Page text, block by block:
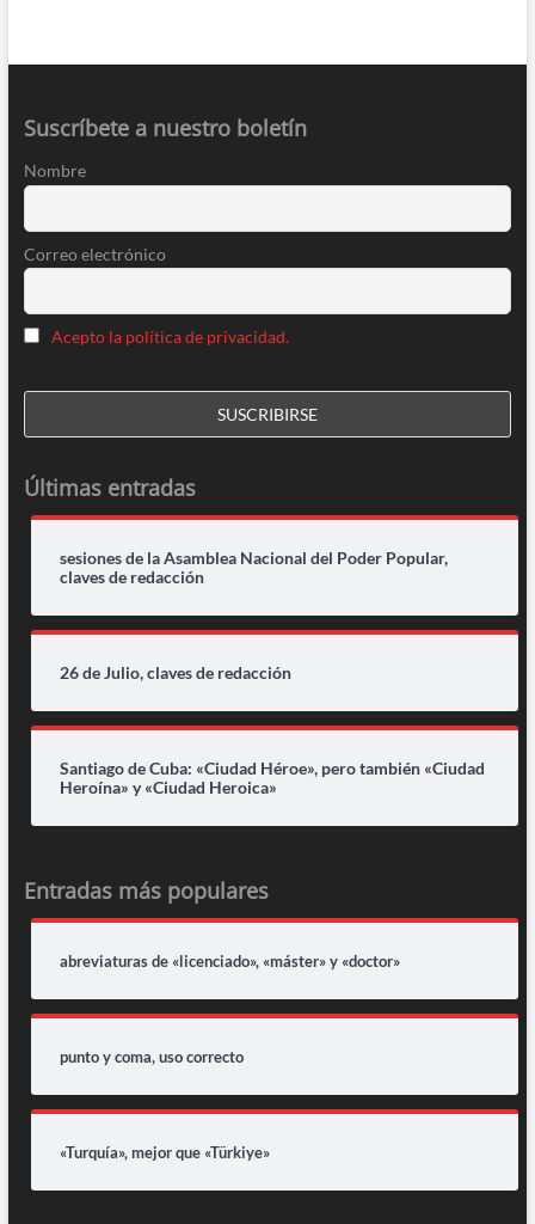
Suscríbete a nuestro boletín
Nombre
Correo electrónico
Acepto la política de privacidad.
Últimas entradas
sesiones de la Asamblea Nacional del Poder Popular,
claves de redacción
26 de Julio, claves de redacción
Santiago de Cuba: «Ciudad Héroe», pero también «Ciudad
Heroína» y «Ciudad Heroica»
Entradas más populares
abreviaturas de «licenciado», «máster» y «doctor»
punto y coma, uso correcto
«Turquía», mejor que «Türkiye»